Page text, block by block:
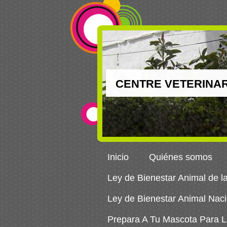
CENTRE
Inicio Quiénes somos
Ley de Bienestar Animal de
Ley de Bienestar Animal
Prepara A Tu Mascota Para